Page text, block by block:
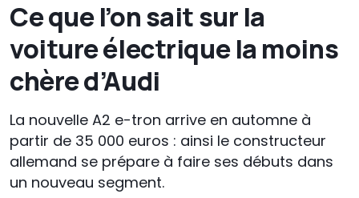
Ce que l’on sait sur la
voiture électrique la moins
chère d’Audi
La nouvelle A2 e-tron arrive en automne à
partir de 35 000 euros : ainsi le constructeur
allemand se prépare à faire ses débuts dans
un nouveau segment.